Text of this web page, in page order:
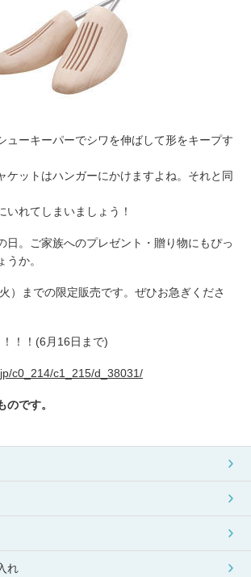
ューキーパーでシワを伸ばして形をキープす
ケットはハンガーにかけますよね。それと同
いれてしまいましょう！
日。ご家族へのプレゼント・贈り物にもぴっ
うか。
）までの限定販売です。ぜひお急ぎくださ
！！(6月16日まで)
c0_214/c1_215/d_38031/
です。
れ